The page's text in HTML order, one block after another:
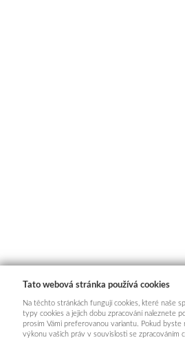
Tato webová stránka používá cookies
Na těchto stránkách fungují cookies, které naše
typy cookies a jejich dobu zpracování naleznete
prosím Vámi preferovanou variantu. Pokud byste
výkonu vašich práv v souvislosti se zpracováním